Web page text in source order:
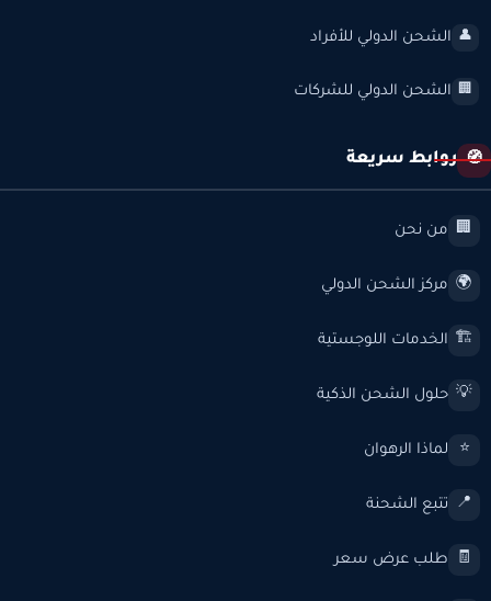
👤 الشحن الدولي للأفراد
🏢 الشحن الدولي للشركات
🧭 روابط سريعة
🏢 من نحن
🌍 مركز الشحن الدولي
🏗️ الخدمات اللوجستية
💡 حلول الشحن الذكية
⭐ لماذا الرهوان
📍 تتبع الشحنة
🧾 طلب عرض سعر